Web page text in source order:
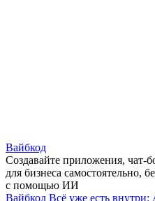
Вайбкод
Создавайте приложения, чат-
для бизнеса самостоятельно,
с помощью ИИ
Вайбкод Всё уже есть внутри: